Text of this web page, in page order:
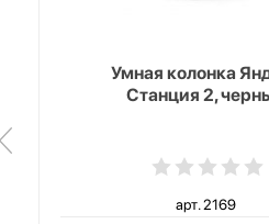
Умная колонка
Станция 2,
арт. 2169